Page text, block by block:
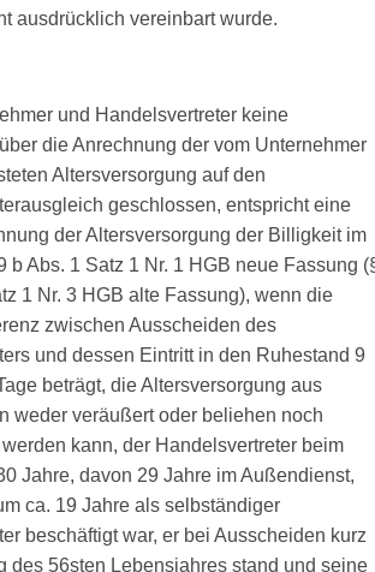
ausdrücklich vereinbart wurde.
und Handelsvertreter keine
die Anrechnung der vom Unternehmer
Altersversorgung auf den
geschlossen, entspricht eine
der Altersversorgung der Billigkeit im
b Abs. 1 Satz 1 Nr. 1 HGB neue Fassung
1 Nr. 3 HGB alte Fassung), wenn die
zwischen Ausscheiden des
und dessen Eintritt in den Ruhestand 9
beträgt, die Altersversorgung aus
weder veräußert oder beliehen noch
kann, der Handelsvertreter beim
Jahre, davon 29 Jahre im Außendienst,
ca. 19 Jahre als selbständiger
beschäftigt war, er bei Ausscheiden kurz
des 56sten Lebensjahres stand und seine